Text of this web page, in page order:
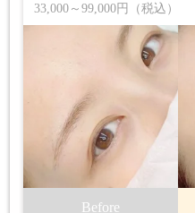
33,000～99,000円（税込）
Before